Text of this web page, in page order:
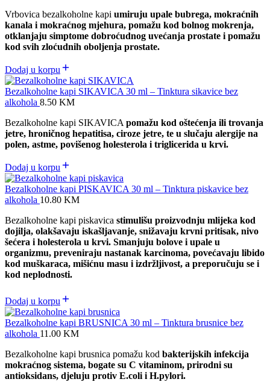
Vrbovica bezalkoholne kapi umiruju upale bubrega, mokraćnih
kanala i mokraćnog mjehura, pomažu kod bolnog mokrenja,
otklanjaju simptome dobroćudnog uvećanja prostate i pomažu
kod svih zloćudnih oboljenja prostate.
Dodaj u korpu
Bezalkoholne kapi SIKAVICA 30 ml – Tinktura sikavice bez
alkohola 8.50 KM
Bezalkoholne kapi SIKAVICA pomažu kod oštećenja ili trovanja
jetre, hroničnog hepatitisa, ciroze jetre, te u slučaju alergije na
polen, astme, povišenog holesterola i triglicerida u krvi.
Dodaj u korpu
Bezalkoholne kapi PISKAVICA 30 ml – Tinktura piskavice bez
alkohola 10.80 KM
Bezalkoholne kapi piskavica stimulišu proizvodnju mlijeka kod
dojilja, olakšavaju iskašljavanje, snižavaju krvni pritisak, nivo
šećera i holesterola u krvi. Smanjuju bolove i upale u
organizmu, preveniraju nastanak karcinoma, povećavaju libido
kod muškaraca, mišićnu masu i izdržljivost, a preporučuju se i
kod neplodnosti.
Dodaj u korpu
Bezalkoholne kapi BRUSNICA 30 ml – Tinktura brusnice bez
alkohola 11.00 KM
Bezalkoholne kapi brusnica pomažu kod bakterijskih infekcija
mokraćnog sistema, bogate su C vitaminom, prirodni su
antioksidans, djeluju protiv E.coli i H.pylori.